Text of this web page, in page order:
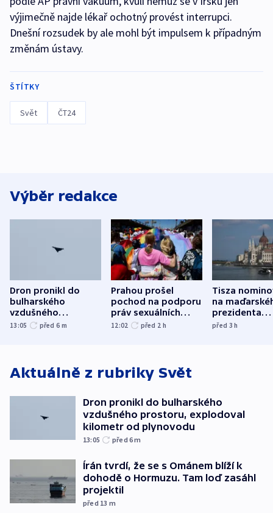
výjimečně najde lékař ochotný provést interrupci.
Dnešní rozsudek by ale mohl být impulsem k případným
změnám ústavy.
ŠTÍTKY
Svět ČT24
Výběr redakce
Dron pronikl do
bulharského
vzdušného
prostoru,
13:05 před 6 m
Prahou prošel
pochod na podporu
práv sexuálních
menšin
12:02 před 2 h
Tisza
na
prezidenta
bývalého
před 3h
Aktuálně z rubriky Svět
Dron pronikl do bulharského
vzdušného prostoru, explodoval
kilometr od plynovodu
13:05 před 6m
Írán tvrdí, že se s Ománem blíží k
dohodě o Hormuzu. Tam loď zasáhl
projektil
před 13 m